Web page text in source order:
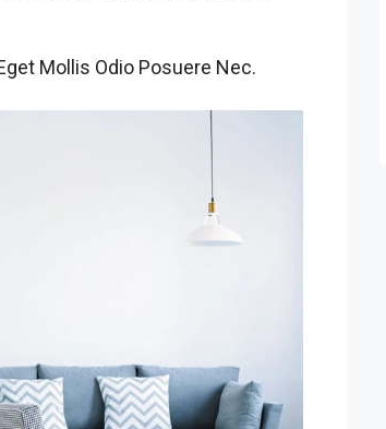
Mollis Odio Posuere Nec.